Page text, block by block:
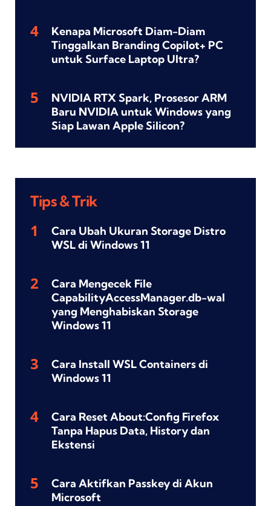
Kenapa Microsoft Diam-Diam
Tinggalkan Branding Copilot+ PC
untuk Surface Laptop Ultra?
NVIDIA RTX Spark, Prosesor ARM
Baru NVIDIA untuk Windows yang
Siap Lawan Apple Silicon?
Tips & Trik
Cara Ubah Ukuran Storage Distro
WSL di Windows 11
Cara Mengecek File
CapabilityAccessManager.db-wal
yang Menghabiskan Storage
Windows 11
Cara Install WSL Containers di
Windows 11
Cara Reset About:Config Firefox
Tanpa Hapus Data, History dan
Ekstensi
Cara Aktifkan Passkey di Akun
Microsoft